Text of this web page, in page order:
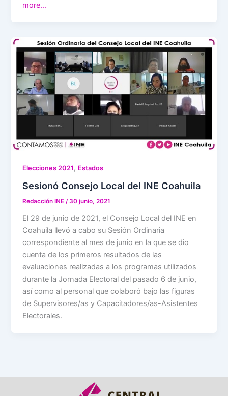
more…
Elecciones 2021, Estados
Sesionó Consejo Local del INE Coahuila
Redacción INE/30 junio, 2021
El 29 de junio de 2021, el Consejo Local del INE en
Coahuila llevó a cabo su Sesión Ordinaria
correspondiente al mes de junio en la que se dio
cuenta de los primeros resultados de las
evaluaciones realizadas a los programas utilizados
durante la Jornada Electoral del pasado 6 de junio,
así como al personal que colaboró bajo las figuras
de Supervisores/as y Capacitadores/as-Asistentes
Electorales.